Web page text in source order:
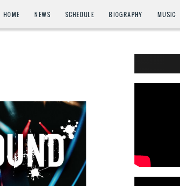
HOME NEWS SCHEDULE BIOGRAPHY MUSIC